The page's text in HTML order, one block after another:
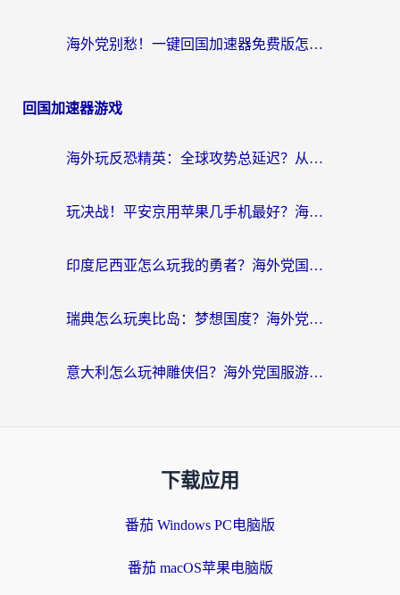
海外党别愁！一键回国加速器免费版怎么选？从踩坑到流畅访问的全攻略
回国加速器游戏
海外玩反恐精英：全球攻势总延迟？从瑞典玩神武4到外国玩黎明觉醒，选对加速器才是关键！
玩决战！平安京用苹果几手机最好？海外党必看的设备+加速器双攻略
印度尼西亚怎么玩我的勇者？海外党国服游戏加速避坑指南（附实况五行师解决方案）
瑞典怎么玩奥比岛：梦想国度？海外党亲测有效的国服游戏加速全攻略
意大利怎么玩神雕侠侣？海外党国服游戏加速终极指南（附欧洲玩王者王国保卫战4不卡技巧）
下载应用
番茄 Windows PC电脑版
番茄 macOS苹果电脑版